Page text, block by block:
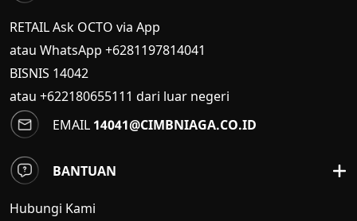
RETAIL Ask OCTO via App
atau WhatsApp +6281197814041
BISNIS 14042
atau +622180655111 dari luar negeri
EMAIL 14041@CIMBNIAGA.CO.ID
BANTUAN
Hubungi Kami